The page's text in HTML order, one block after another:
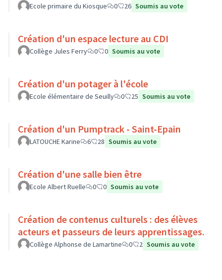
Ecole primaire du Kiosque 0 26 Soumis au vote
Création d'un espace lecture au CDI
Collège Jules Ferry 0 0 Soumis au vote
Création d'un potager à l'école
Ecole élémentaire de Seuilly 0 25 Soumis au vote
Création d'un Pumptrack - Saint-Epain
LATOUCHE Karine 6 28 Soumis au vote
Création d'une salle bien être
Ecole Albert Ruelle 0 0 Soumis au vote
Création de contenus culturels : des élèves
acteurs et passeurs de leurs apprentissages.
Collège Alphonse de Lamartine 0 2 Soumis au vote